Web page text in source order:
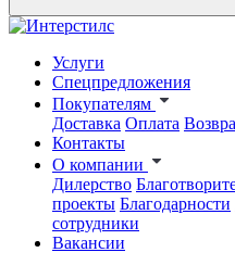
Услуги
Спецпредложения
Покупателям
Доставка Оплата
Контакты
О компании
Дилерство
проекты Благодарности
сотрудники
Вакансии